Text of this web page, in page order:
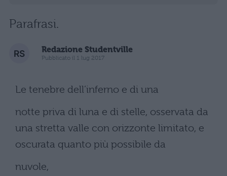
Parafrasi.
Redazione Studentville
Pubblicato il 1 lug 2017
Le tenebre dell’inferno e di una
notte priva di luna e di stelle, osservata da
una stretta valle con orizzonte limitato, e
oscurata quanto più possibile da
nuvole,